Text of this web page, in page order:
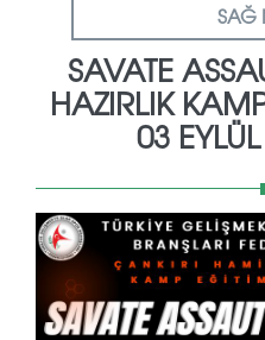
SAĞ
SAVATE
HAZIRLIK
03